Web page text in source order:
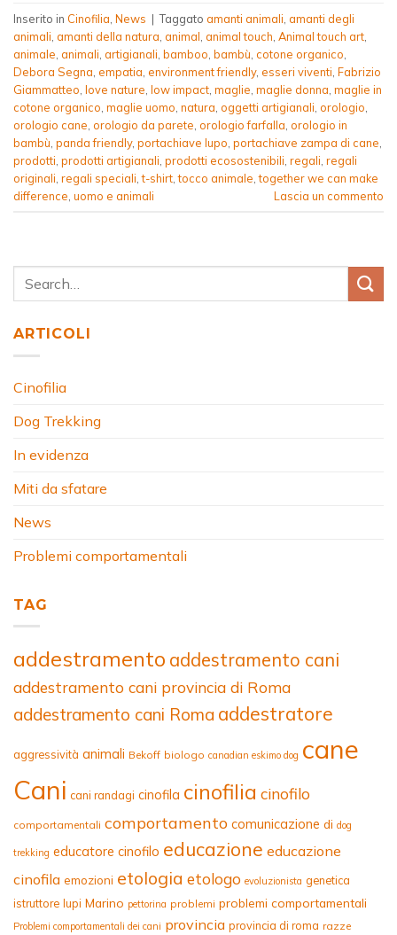
Inserito in Cinofilia News | Taggato amanti animali amanti degli
animali amanti della natura animal animal touch Animal touch art
animale animali artigianali bamboo bambù cotone organico
Debora Segna empatia environment friendly, esseri viventi Fabrizio
Giammatteo love nature low impact maglie maglie donna maglie in
cotone organico maglie uomo natura oggetti artigianali orologio
orologio cane orologio da parete orologio farfalla orologio in
bambù panda friendly, portachiave lupo portachiave zampa di cane
prodotti prodotti artigianali prodotti ecosostenibili regali regali
originali regali speciali ,t-shirt ,tocco animale ,together we can make
difference uomo e animali Lascia un commento
ARTICOLI
Cinofilia
Dog Trekking
In evidenza
Miti da sfatare
News
Problemi comportamentali
TAG
addestramento addestramento cani
addestramento cani provincia di Roma
addestramento cani Roma addestratore
aggressività animali Bekoff biologo canadian eskimo dog cane
Cani cani randagi cinofila cinofilia cinofilo
comportamentali comportamento comunicazione di dog
trekking educatore cinofilo educazione educazione
cinofila emozioni etologia etologo evoluzionista genetica
istruttore lupi Marino pettorina problemi problemi comportamentali
Problemi comportamentali dei cani provincia provincia di roma razze